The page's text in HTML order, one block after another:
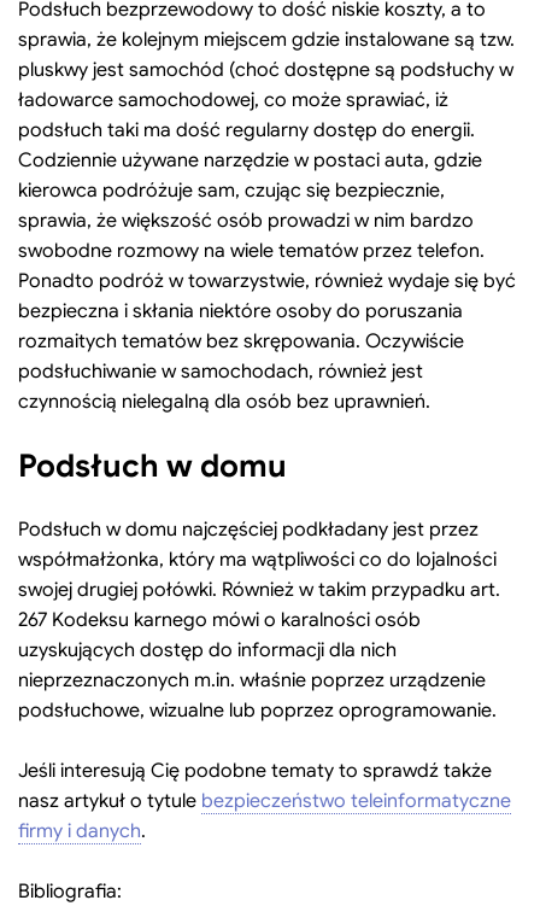
Podsłuch bezprzewodowy to dość niskie koszty, a to
sprawia, że kolejnym miejscem gdzie instalowane są tzw.
pluskwy jest samochód (choć dostępne są podsłuchy w
ładowarce samochodowej, co może sprawiać, iż
podsłuch taki ma dość regularny dostęp do energii.
Codziennie używane narzędzie w postaci auta, gdzie
kierowca podróżuje sam, czując się bezpiecznie,
sprawia, że większość osób prowadzi w nim bardzo
swobodne rozmowy na wiele tematów przez telefon.
Ponadto podróż w towarzystwie, również wydaje się być
bezpieczna i skłania niektóre osoby do poruszania
rozmaitych tematów bez skrępowania. Oczywiście
podsłuchiwanie w samochodach, również jest
czynnością nielegalną dla osób bez uprawnień.
Podsłuch w domu
Podsłuch w domu najczęściej podkładany jest przez
współmałżonka, który ma wątpliwości co do lojalności
swojej drugiej połówki. Również w takim przypadku art.
267 Kodeksu karnego mówi o karalności osób
uzyskujących dostęp do informacji dla nich
nieprzeznaczonych m.in. właśnie poprzez urządzenie
podsłuchowe, wizualne lub poprzez oprogramowanie.
Jeśli interesują Cię podobne tematy to sprawdź także
nasz artykuł o tytule bezpieczeństwo teleinformatyczne
firmy i danych.
Bibliografia: